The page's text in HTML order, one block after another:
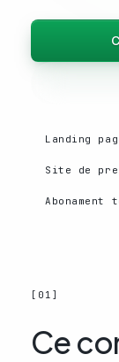
Landing
Site de
[01]
Ce